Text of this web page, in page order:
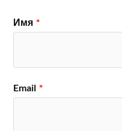
Имя *
Email *